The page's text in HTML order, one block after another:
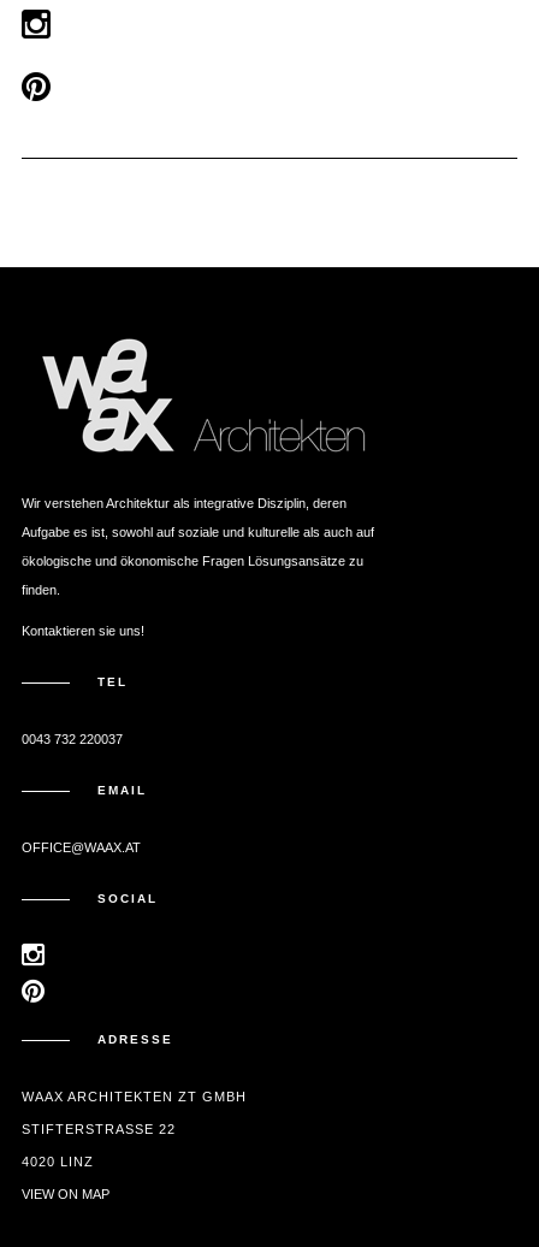
Wir verstehen Architektur als integrative Disziplin, deren
Aufgabe es ist, sowohl auf soziale und kulturelle als auch auf
ökologische und ökonomische Fragen Lösungsansätze zu
finden.
Kontaktieren sie uns!
TEL
0043 732 220037
EMAIL
OFFICE@WAAX.AT
SOCIAL
ADRESSE
WAAX ARCHITEKTEN ZT GMBH
STIFTERSTRASSE 22
4020 LINZ
VIEW ON MAP